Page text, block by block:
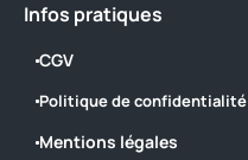
Infos pratiques
CGV
Politique de confidentialité
Mentions légales